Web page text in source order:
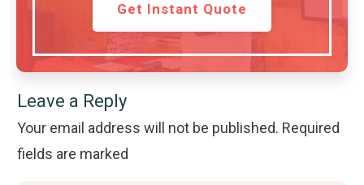
Get Instant Quote
Leave a Reply
Your email address will not be published. Required
fields are marked